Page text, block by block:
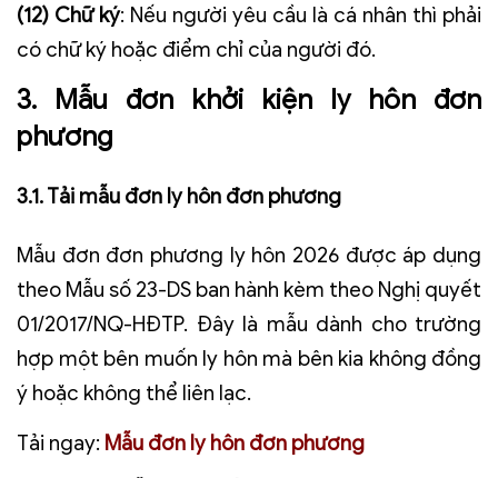
(12) Chữ ký: Nếu người yêu cầu là cá nhân thì phải
có chữ ký hoặc điểm chỉ của người đó.
3. Mẫu đơn khởi kiện ly hôn đơn
phương
3.1. Tải mẫu đơn ly hôn đơn phương
Mẫu đơn đơn phương ly hôn 2026 được áp dụng
theo Mẫu số 23-DS ban hành kèm theo Nghị quyết
01/2017/NQ-HĐTP. Đây là mẫu dành cho trường
hợp một bên muốn ly hôn mà bên kia không đồng
ý hoặc không thể liên lạc.
Tải ngay: Mẫu đơn ly hôn đơn phương